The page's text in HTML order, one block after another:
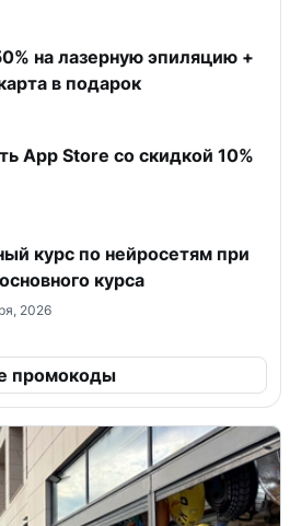
на лазерную эпиляцию +
в подарок
App Store со скидкой 10%
курс по нейросетям при
курса
2026
промокоды